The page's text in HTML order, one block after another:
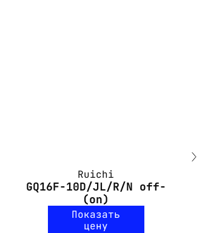
Ruichi
GQ16F-10D/JL/R/N off-
(on)
Показать
цену